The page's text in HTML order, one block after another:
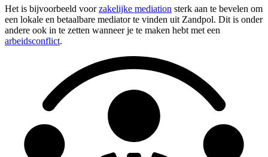
Het is bijvoorbeeld voorzakelijke mediation sterk aan te bevelen om
een lokale en betaalbare mediator te vinden uit Zandpol. Dit is onder
andere ook in te zetten wanneer je te maken hebt met een
arbeidsconflict.